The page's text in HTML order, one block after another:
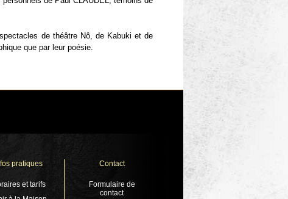
de théâtre Nô, de Kabuki et de
que par leur poésie.
pratiques
et tarifs
Contact
Formulaire de
contact